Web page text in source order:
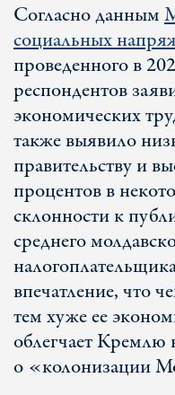
Согласно данным
социальных
проведенного в
респондентов
экономических
также выявило
правительству и
процентов в
склонности к
среднего
впечатление, что
тем хуже ее
облегчает Кремлю
о «колонизации